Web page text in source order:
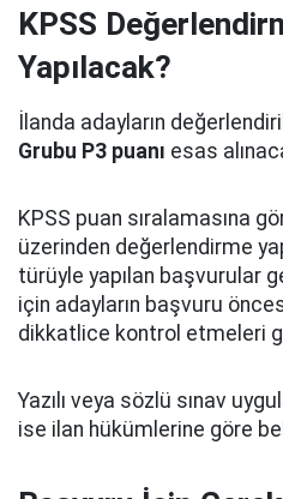
KPSS
Yapılacak?
İlanda adayların
Grubu P3 puanı esas
KPSS puan sıralamasına
üzerinden değerlendirme
türüyle yapılan başvurular
için adayların başvuru
dikkatlice kontrol etmeleri
Yazılı veya sözlü sınav
ise ilan hükümlerine göre